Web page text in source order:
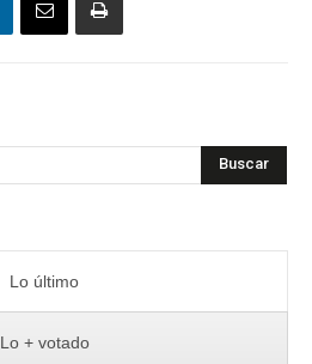
Buscar
Lo último
Lo + votado